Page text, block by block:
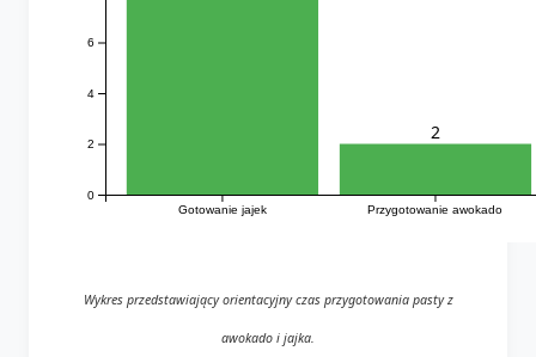
Gotowanie jajek Przygotowanie awokado
0
2
4
6
2
Wykres przedstawiający orientacyjny czas przygotowania pasty z
awokado i jajka.